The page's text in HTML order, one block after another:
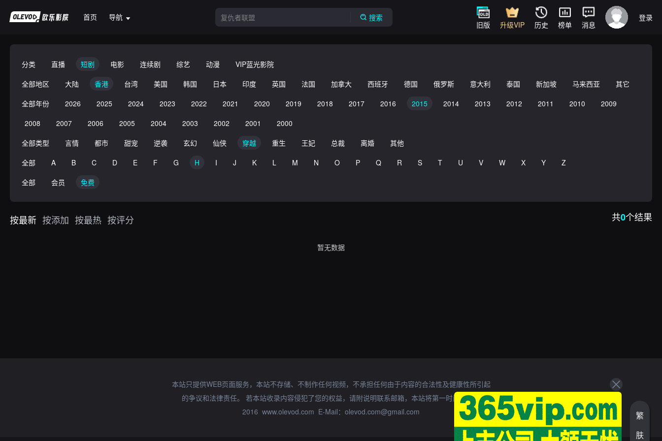
首页 导航 搜索
旧版 升级VIP 历史 榜单 消息
登录
分类 直播 短剧 电影 连续剧 综艺 动漫
VIP蓝光影院
全部地区
大陆 香港 台湾 美国 韩国 日本 印度 英国 法国 加拿大 西班牙 德国 俄罗斯 意大利 泰国 新加坡 马来西亚
其它
全部年份
2026 2025 2024 2023 2022 2021 2020 2019 2018 2017 2016 2015 2014 2013 2012 2011 2010
2009
2008
2007 2006 2005 2004 2003 2002 2001
2000
全部类型
言情 都市 甜宠 逆袭 玄幻 仙侠 穿越 重生 王妃 总裁 离婚
其他
全部
A B C D E F G H I J K L M N O P Q R S T U V W X Y
Z
全部
会员 免费
按最新 按添加 按最热 按评分 共0个结果
暂无数据
本站只提供WEB页面服务，本站不存储、不制作任何视频，不承担任何由于内容的合法性及健康性所引起
的争议和法律责任。 若本站收录内容侵犯了您的权益，请附说明联系邮箱，本站将第一时间处理。
2016 www.olevod.com E-Mail：olevod.com@gmail.com
繁
肤